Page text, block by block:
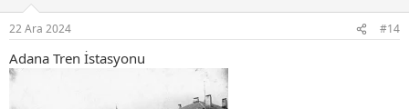
:
22 Ara 2024 #14
Adana Tren İstasyonu